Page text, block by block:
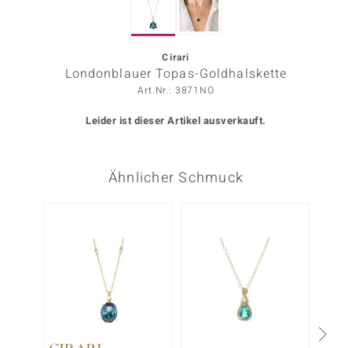
Cirari
Londonblauer Topas-Goldhalskette
Art.Nr.: 3871NO
Leider ist dieser Artikel ausverkauft.
Ähnlicher Schmuck